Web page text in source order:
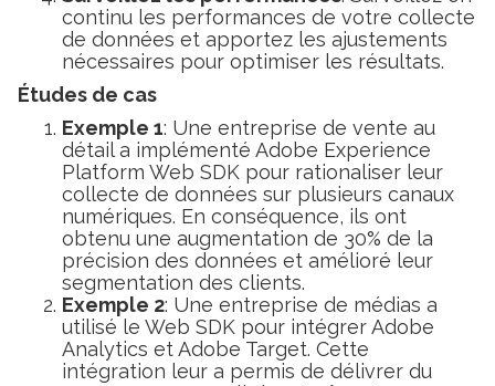
continu les performances de votre collecte
de données et apportez les ajustements
nécessaires pour optimiser les résultats.
Études de cas
Exemple 1: Une entreprise de vente au
détail a implémenté Adobe Experience
Platform Web SDK pour rationaliser leur
collecte de données sur plusieurs canaux
numériques. En conséquence, ils ont
obtenu une augmentation de 30% de la
précision des données et amélioré leur
segmentation des clients.
Exemple 2: Une entreprise de médias a
utilisé le Web SDK pour intégrer Adobe
Analytics et Adobe Target. Cette
intégration leur a permis de délivrer du